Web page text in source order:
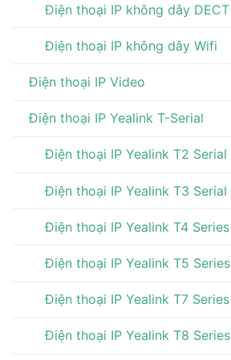
Điện thoại IP không dây DECT
Điện thoại IP không dây Wifi
Điện thoại IP Video
Điện thoại IP Yealink T-Serial
Điện thoại IP Yealink T2 Serial
Điện thoại IP Yealink T3 Serial
Điện thoại IP Yealink T4 Series
Điện thoại IP Yealink T5 Series
Điện thoại IP Yealink T7 Series
Điện thoại IP Yealink T8 Series